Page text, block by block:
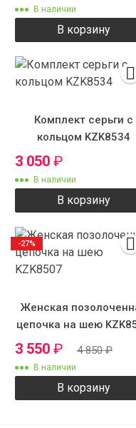
В наличии
В корзину
Комплект серьги с
кольцом KZK8534
3 050 ₽
В наличии
В корзину
Женская
цепочка на шею
3 550 ₽ 4 850₽
В наличии
В корзину
-27%